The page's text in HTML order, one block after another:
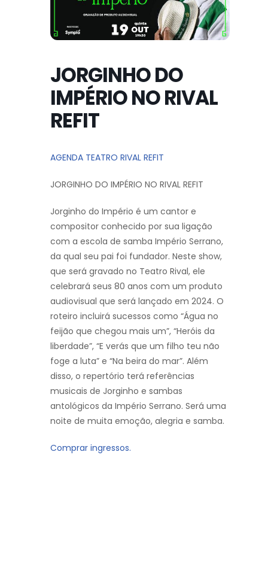
JORGINHO DO
IMPÉRIO NO RIVAL
REFIT
AGENDA TEATRO RIVAL REFIT
JORGINHO DO IMPÉRIO NO RIVAL REFIT
Jorginho do Império é um cantor e
compositor conhecido por sua ligação
com a escola de samba Império Serrano,
da qual seu pai foi fundador. Neste show,
que será gravado no Teatro Rival, ele
celebrará seus 80 anos com um produto
audiovisual que será lançado em 2024. O
roteiro incluirá sucessos como “Água no
feijão que chegou mais um”, “Heróis da
liberdade”, “E verás que um filho teu não
foge a luta” e “Na beira do mar”. Além
disso, o repertório terá referências
musicais de Jorginho e sambas
antológicos da Império Serrano. Será uma
noite de muita emoção, alegria e samba.
Comprar ingressos.